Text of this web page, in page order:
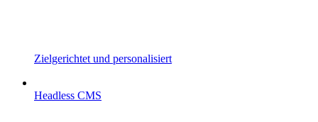
Zielgerichtet und personalisiert
Headless CMS